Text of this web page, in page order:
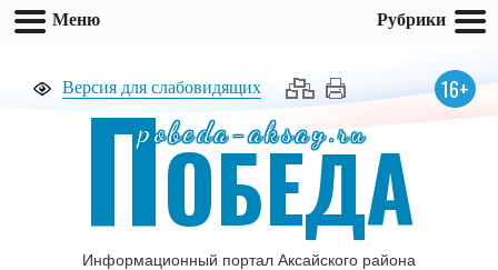
Версия для слабовидящих 16+
pobeda-aksay.ru
ПОБЕДА
Информационный портал Аксайского района
Меню Рубрики